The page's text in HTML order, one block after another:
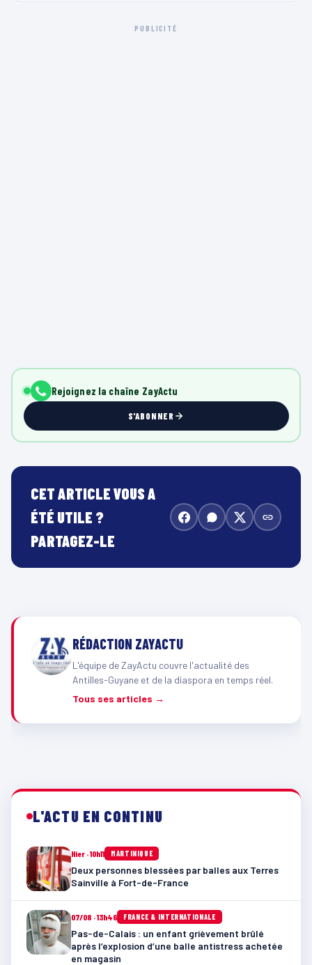
PUBLICITÉ
Rejoignez la chaîne ZayActu
S'ABONNER
CET ARTICLE VOUS A
ÉTÉ UTILE ?
PARTAGEZ-LE
RÉDACTION ZAYACTU
L'équipe de ZayActu couvre l'actualité des
Antilles-Guyane et de la diaspora en temps réel.
Tous ses articles →
L'ACTU EN CONTINU
Hier · 10h11 MARTINIQUE
Deux personnes blessées par balles aux Terres
Sainville à Fort-de-France
07/08 · 13h46 FRANCE & INTERNATIONALE
Pas-de-Calais : un enfant grièvement brûlé
après l’explosion d’une balle antistress achetée
en magasin